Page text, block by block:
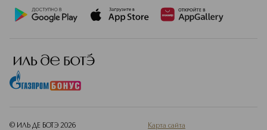
© ИЛЬ ДЕ БОТЭ 2026
Карта сайта